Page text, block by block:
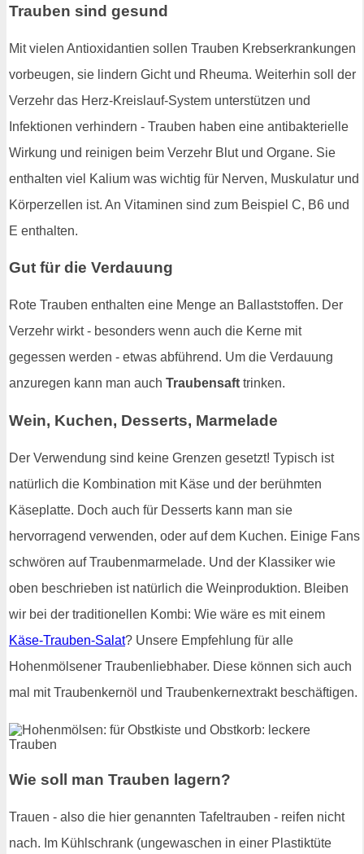
Trauben sind gesund
Mit vielen Antioxidantien sollen Trauben Krebserkrankungen
vorbeugen, sie lindern Gicht und Rheuma. Weiterhin soll der
Verzehr das Herz-Kreislauf-System unterstützen und
Infektionen verhindern - Trauben haben eine antibakterielle
Wirkung und reinigen beim Verzehr Blut und Organe. Sie
enthalten viel Kalium was wichtig für Nerven, Muskulatur und
Körperzellen ist. An Vitaminen sind zum Beispiel C, B6 und
E enthalten.
Gut für die Verdauung
Rote Trauben enthalten eine Menge an Ballaststoffen. Der
Verzehr wirkt - besonders wenn auch die Kerne mit
gegessen werden - etwas abführend. Um die Verdauung
anzuregen kann man auch Traubensaft trinken.
Wein, Kuchen, Desserts, Marmelade
Der Verwendung sind keine Grenzen gesetzt! Typisch ist
natürlich die Kombination mit Käse und der berühmten
Käseplatte. Doch auch für Desserts kann man sie
hervorragend verwenden, oder auf dem Kuchen. Einige Fans
schwören auf Traubenmarmelade. Und der Klassiker wie
oben beschrieben ist natürlich die Weinproduktion. Bleiben
wir bei der traditionellen Kombi: Wie wäre es mit einem
Käse-Trauben-Salat? Unsere Empfehlung für alle
Hohenmölsener Traubenliebhaber. Diese können sich auch
mal mit Traubenkernöl und Traubenkernextrakt beschäftigen.
Wie soll man Trauben lagern?
Trauen - also die hier genannten Tafeltrauben - reifen nicht
nach. Im Kühlschrank (ungewaschen in einer Plastiktüte